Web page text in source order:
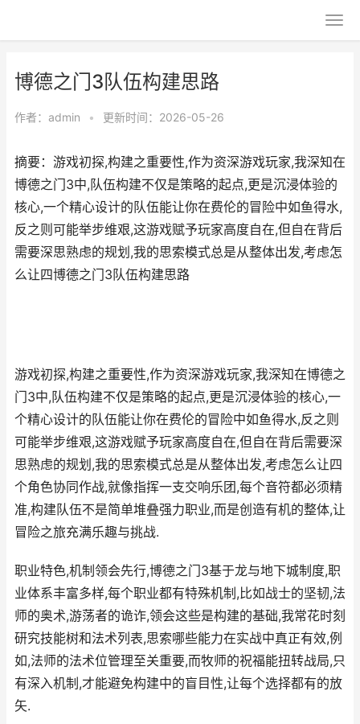
博德之门3队伍构建思路
作者： admin • 更新时间：2026-05-26
摘要：游戏初探,构建之重要性,作为资深游戏玩家,我深知在
博德之门3中,队伍构建不仅是策略的起点,更是沉浸体验的
核心,一个精心设计的队伍能让你在费伦的冒险中如鱼得水,
反之则可能举步维艰,这游戏赋予玩家高度自在,但自在背后
需要深思熟虑的规划,我的思索模式总是从整体出发,考虑怎
么让四博德之门3队伍构建思路
游戏初探,构建之重要性,作为资深游戏玩家,我深知在博德之
门3中,队伍构建不仅是策略的起点,更是沉浸体验的核心,一
个精心设计的队伍能让你在费伦的冒险中如鱼得水,反之则
可能举步维艰,这游戏赋予玩家高度自在,但自在背后需要深
思熟虑的规划,我的思索模式总是从整体出发,考虑怎么让四
个角色协同作战,就像指挥一支交响乐团,每个音符都必须精
准,构建队伍不是简单堆叠强力职业,而是创造有机的整体,让
冒险之旅充满乐趣与挑战.
职业特色,机制领会先行,博德之门3基于龙与地下城制度,职
业体系丰富多样,每个职业都有特殊机制,比如战士的坚韧,法
师的奥术,游荡者的诡诈,领会这些是构建的基础,我常花时刻
研究技能树和法术列表,思索哪些能力在实战中真正有效,例
如,法师的法术位管理至关重要,而牧师的祝福能扭转战局,只
有深入机制,才能避免构建中的盲目性,让每个选择都有的放
矢.